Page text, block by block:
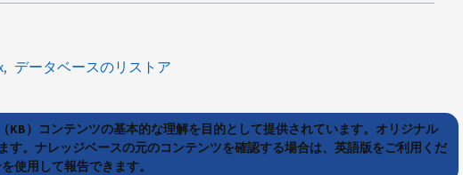
データベースのリストア
）コンテンツの基本的な理解を目的として提供されています。オリジナル
。ナレッジベースの元のコンテンツを確認する場合は、英語版をご利用くだ
使用して報告できます。